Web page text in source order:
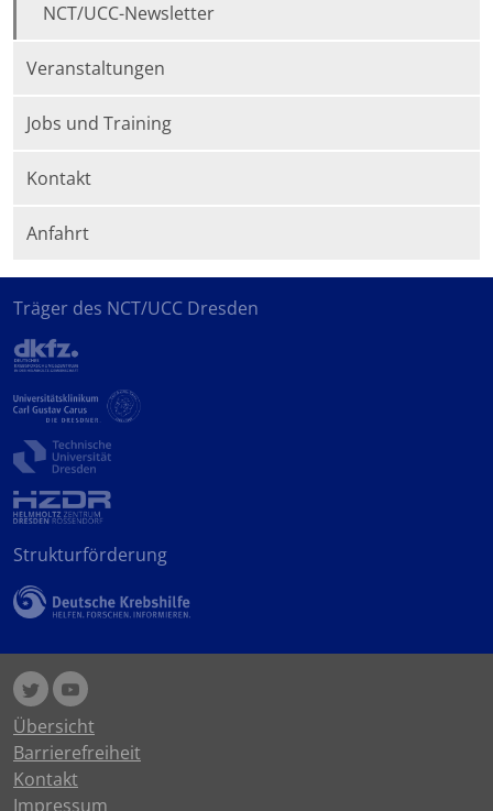
NCT/UCC-Newsletter
Veranstaltungen
Jobs und Training
Kontakt
Anfahrt
Träger des NCT/UCC Dresden
Strukturförderung
Übersicht
Barrierefreiheit
Kontakt
Impressum